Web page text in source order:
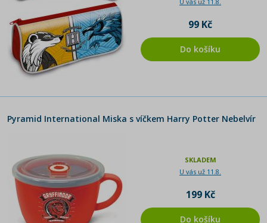
99 Kč
Do košíku
Pyramid International Miska s víčkem Harry Potter Nebelvír
SKLADEM
U vás už 11.8.
199 Kč
Do košíku